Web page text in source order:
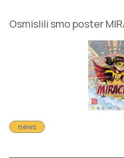
Osmislili smo poster
news